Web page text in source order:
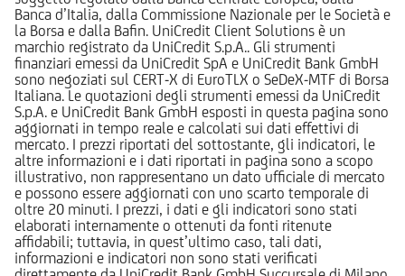
Banca d’Italia, dalla Commissione Nazionale per le Società e
la Borsa e dalla Bafin. UniCredit Client Solutions è un
marchio registrato da UniCredit S.p.A.. Gli strumenti
finanziari emessi da UniCredit SpA e UniCredit Bank GmbH
sono negoziati sul CERT-X di EuroTLX o SeDeX-MTF di Borsa
Italiana. Le quotazioni degli strumenti emessi da UniCredit
S.p.A. e UniCredit Bank GmbH esposti in questa pagina sono
aggiornati in tempo reale e calcolati sui dati effettivi di
mercato. I prezzi riportati del sottostante, gli indicatori, le
altre informazioni e i dati riportati in pagina sono a scopo
illustrativo, non rappresentano un dato ufficiale di mercato
e possono essere aggiornati con uno scarto temporale di
oltre 20 minuti. I prezzi, i dati e gli indicatori sono stati
elaborati internamente o ottenuti da fonti ritenute
affidabili; tuttavia, in quest’ultimo caso, tali dati,
informazioni e indicatori non sono stati verificati